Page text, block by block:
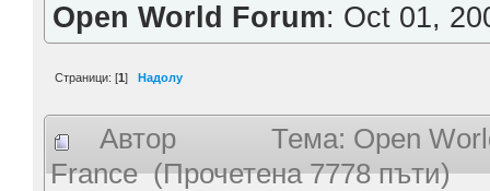
Open World Forum: Oct 01,
Страници: [1] Надолу
Автор
Тема: Open
France (Прочетена 7778 пъти)